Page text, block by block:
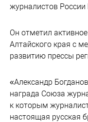
журналистов России
Он отметил
Алтайского края с
развитию прессы
«Александр
награда Союза
к которым
настоящая русская